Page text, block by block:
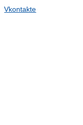
Vkontakte